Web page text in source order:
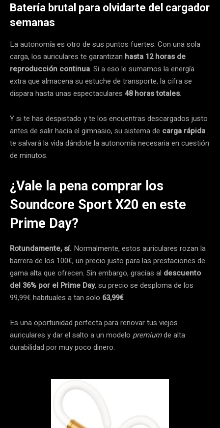
Batería brutal para olvidarte del cargador
semanas
La autonomía es otro de sus puntos fuertes. Con una sola
carga, los auriculares te garantizan hasta 12 horas de
reproducción continua. Si a eso le sumamos la energía
extra que almacena su estuche de transporte, la cifra se
dispara hasta unas espectaculares 48 horas totales.
Y si te has despistado y te los encuentras descargados justo
antes de salir hacia el gimnasio, su sistema de carga rápida
te salvará la vida dándote la autonomía necesaria en cuestión
de minutos.
¿Vale la pena comprar los
Soundcore Sport X20 en este
Prime Day?
Rotundamente, sí. Normalmente, estos auriculares rozan la
barrera de los 100€, un precio justo para las prestaciones de
gama alta que ofrecen. Sin embargo, gracias al descuento
del 36% por el Prime Day, su precio se desploma de los
99,99€ habituales a tan solo 63,99€.
Es una oportunidad perfecta para renovar tus viejos
auriculares y dar el salto a un modelo premiumde alta
durabilidad por muy poco dinero.